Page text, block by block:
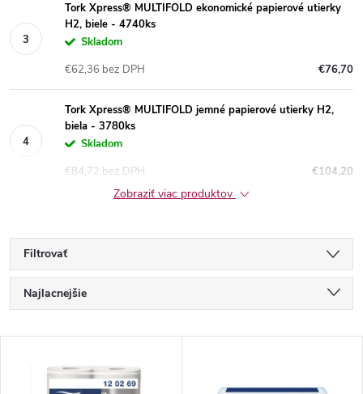
Tork Xpress® MULTIFOLD ekonomické papierové utierky
H2, biele - 4740ks
Skladom
€76,70
€62,36 bez DPH
Tork Xpress® MULTIFOLD jemné papierové utierky H2,
biela - 3780ks
Skladom
€104,20
€84,72 bez DPH
Zobraziť viac produktov
Filtrovať
R
a
Najlacnejšie
Abecedne